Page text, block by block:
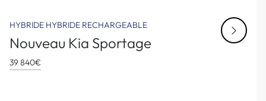
HYBRIDE HYBRIDE RECHARGEABLE
Nouveau Kia Sportage
39 840€